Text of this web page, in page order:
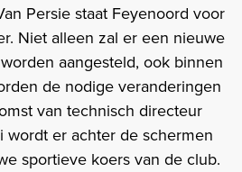
Persie staat Feyenoord voor
Niet alleen zal er een nieuwe
aangesteld, ook binnen
de nodige veranderingen
van technisch directeur
wordt er achter de schermen
sportieve koers van de club.